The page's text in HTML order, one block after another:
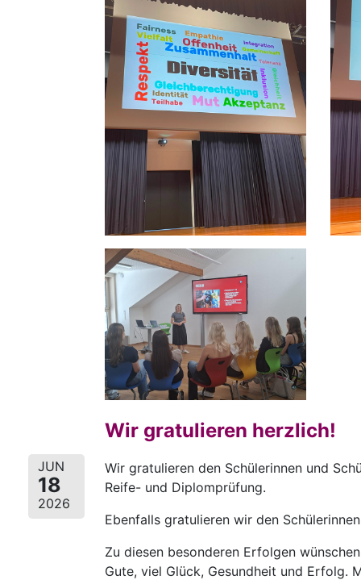
JUN
18
2026
Wir gratulieren herzlich!
Wir gratulieren den Schülerinnen und
Reife- und Diplomprüfung.
Ebenfalls gratulieren wir den
Zu diesen besonderen Erfolgen
Gute, viel Glück, Gesundheit und Erfolg.